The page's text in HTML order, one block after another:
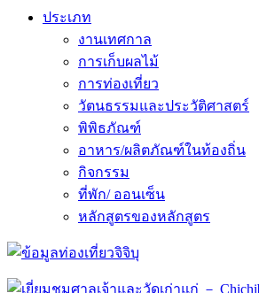
ประเภท
งานเทศกาล
การเก็บผลไม้
การท่องเที่ยว
วัตนธรรมและประวัติศาสตร์
พิพิธภัณฑ์
อาหาร/ผลิตภัณฑ์ในท้องถิ่น
กิจกรรม
ที่พัก/ ออนเซ็น
หลักสูตรของหลักสูตร